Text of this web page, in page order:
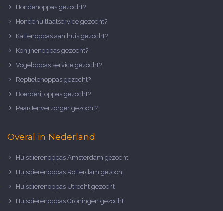
Hondenoppas gezocht?
Hondenuitlaatservice gezocht?
Kattenoppas aan huis gezocht?
Konijnenoppas gezocht?
Vogeloppas service gezocht?
Reptielenoppas gezocht?
Boerderij oppas gezocht?
Paardenverzorger gezocht?
Overal in Nederland
Huisdierenoppas Amsterdam gezocht
Huisdierenoppas Rotterdam gezocht
Huisdierenoppas Utrecht gezocht
Huisdierenoppas Groningen gezocht